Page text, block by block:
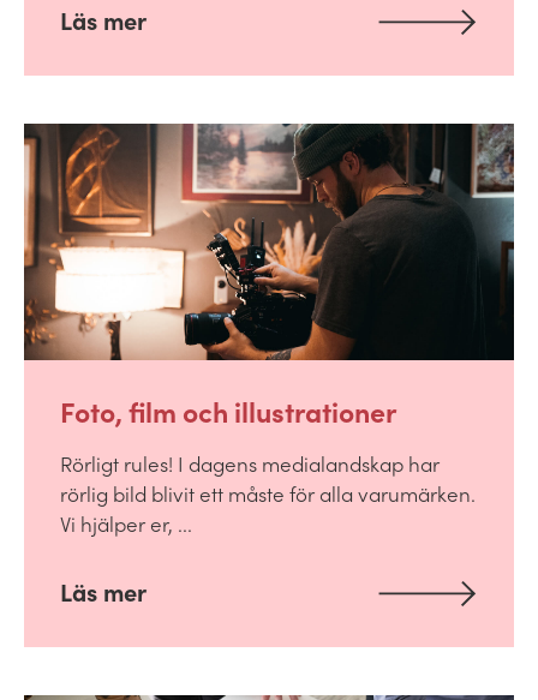
Läs mer
Foto, film och illustrationer
Rörligt rules! I dagens medialandskap har
rörlig bild blivit ett måste för alla varumärken.
Vi hjälper er, ...
Läs mer